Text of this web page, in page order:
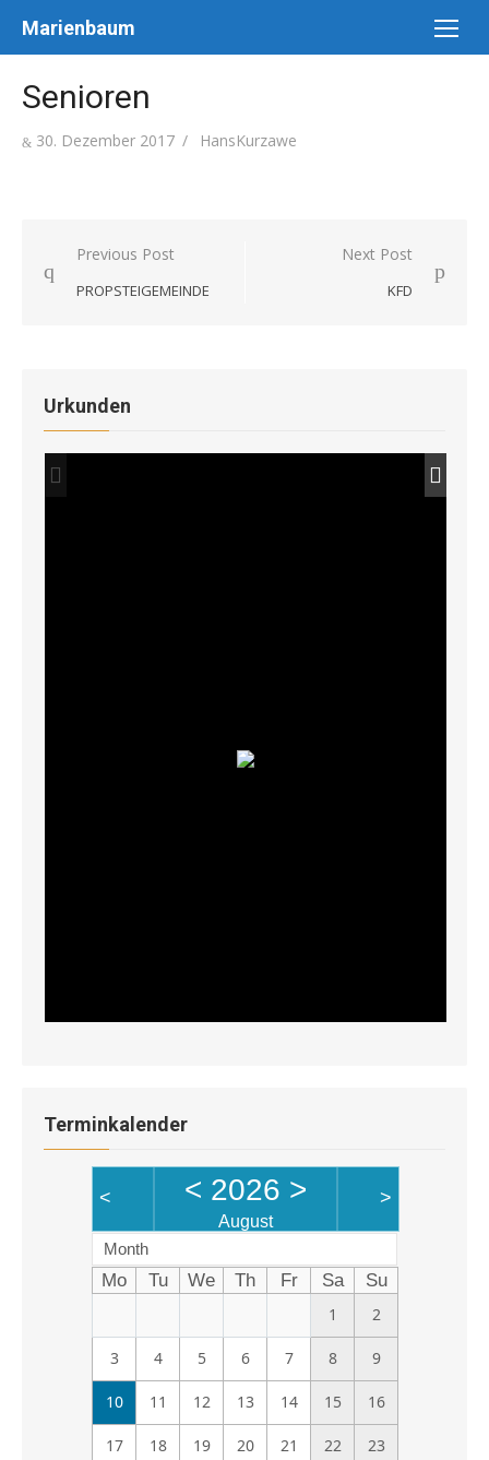
Marienbaum
Senioren
Posted
30. Dezember 2017 Author
HansKurzawe
Beitragsnavigation
Previous Post
PROPSTEIGEMEINDE
Next Post
KFD
Urkunden
Terminkalender
< < 2026 >
August
>
Month
Mo Tu We Th Fr Sa
Su
1
2
3 4 5 6 7 8 9
10 11 12 13 14 15 16
17 18 19 20 21 22 23